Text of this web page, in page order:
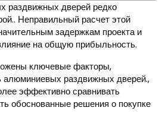
раздвижных дверей редко
Неправильный расчет этой
задержкам проекта и
на общую прибыльность.
ключевые факторы,
раздвижных дверей.,
эффективно сравнивать
обоснованные решения о покупке